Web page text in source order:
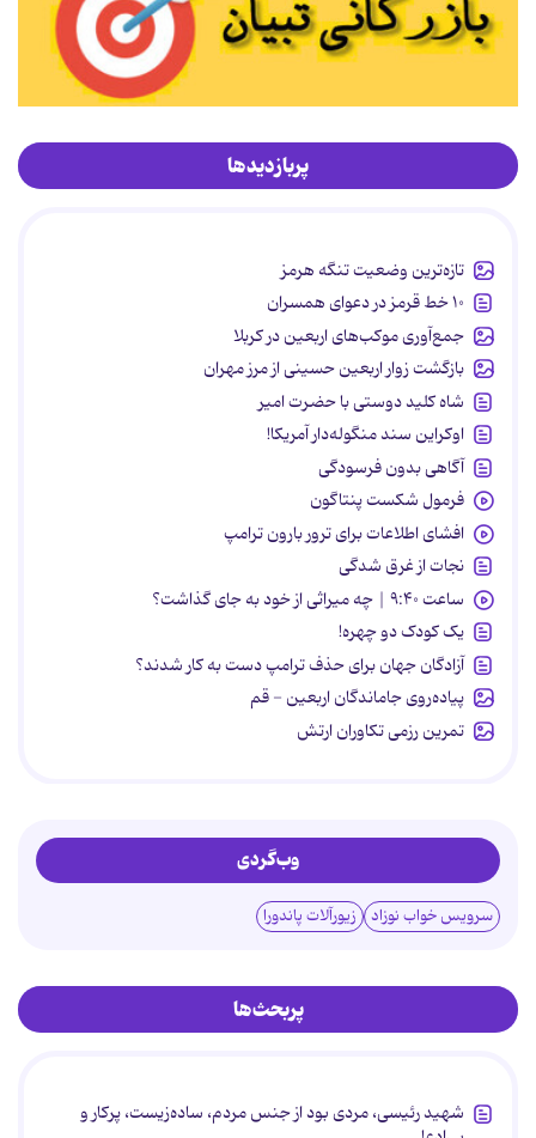
پربازدیدها
تازه‌ترین وضعیت تنگه هرمز
۱۰ خط قرمز در دعوای همسران
جمع‌آوری موکب‌های اربعین در کربلا
بازگشت زوار اربعین حسینی از مرز مهران
شاه کلید دوستی با حضرت امیر
اوکراین سند منگوله‌دار آمریکا!
آگاهی بدون فرسودگی
فرمول شکست پنتاگون
افشای اطلاعات برای ترور بارون ترامپ
نجات از غرق شدگی
ساعت ۹:۴۰ | چه میراثی از خود به جای گذاشت؟
یک کودک دو چهره!
آزادگان جهان برای حذف ترامپ دست به کار شدند؟
پیاده‌روی جاماندگان اربعین - قم
تمرین رزمی تکاوران ارتش
وب‌گردی
سرویس خواب نوزاد زیورآلات پاندورا
پربحث‌ها
شهید رئیسی، مردی بود از جنس مردم، ساده‌زیست، پرکار و